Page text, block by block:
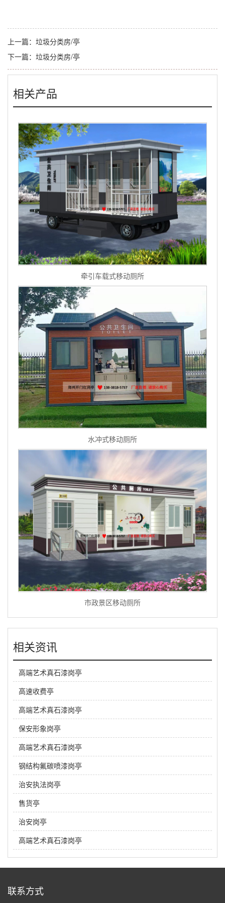
上一篇： 垃圾分类房/亭
下一篇： 垃圾分类房/亭
相关产品
牵引车载式移动厕所
水冲式移动厕所
市政景区移动厕所
相关资讯
高端艺术真石漆岗亭
高速收费亭
高端艺术真石漆岗亭
保安形象岗亭
高端艺术真石漆岗亭
钢结构氟碳喷漆岗亭
治安执法岗亭
售货亭
治安岗亭
高端艺术真石漆岗亭
联系方式